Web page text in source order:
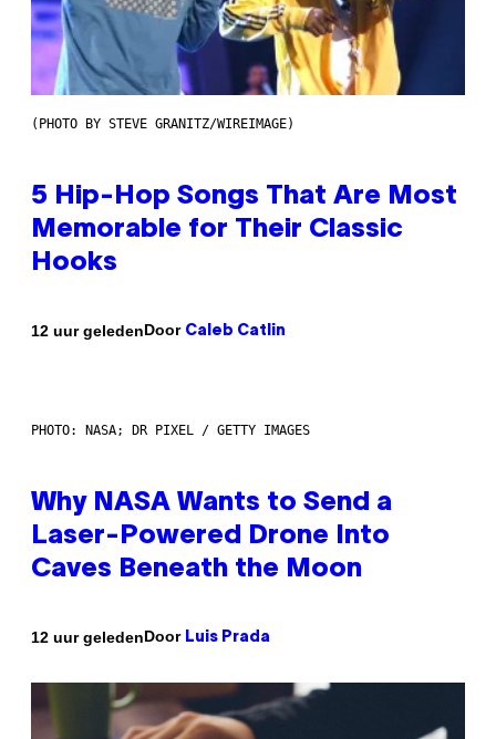
(PHOTO BY STEVE GRANITZ/WIREIMAGE)
5 Hip-Hop Songs That Are Most
Memorable for Their Classic
Hooks
12 uur geledenDoor Caleb Catlin
PHOTO: NASA; DR PIXEL / GETTY IMAGES
Why NASA Wants to Send a
Laser-Powered Drone Into
Caves Beneath the Moon
12 uur geledenDoor Luis Prada